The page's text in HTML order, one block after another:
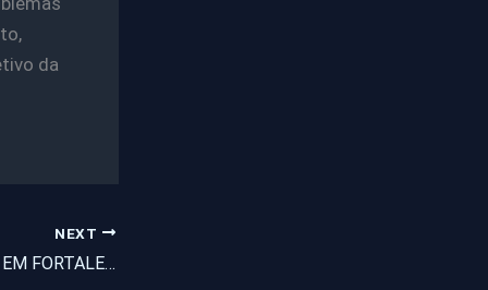
da
NEXT
POLÍCIA CAPTURA EM FORTALEZA O MAIOR TRAFICANTE DO NORTE/NORDESTE DO PAÍS.